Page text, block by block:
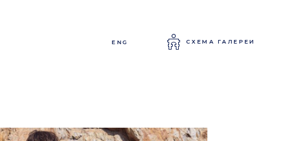
ENG СХЕМА ГАЛЕРЕИ